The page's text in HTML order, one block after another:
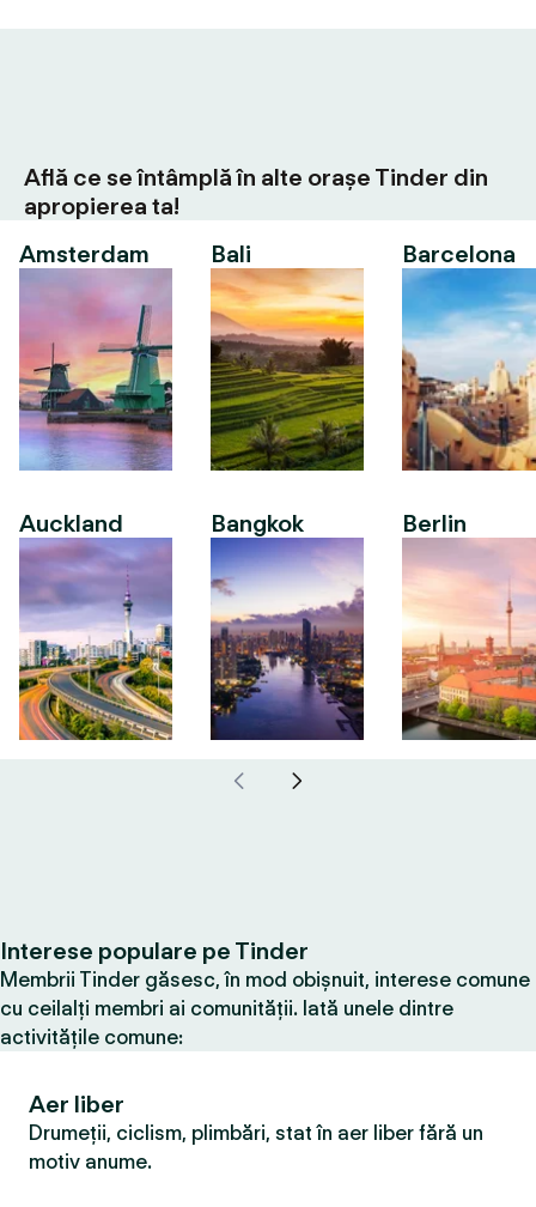
Află ce se întâmplă în alte orașe Tinder din
apropierea ta!
Amsterdam
Auckland
Bali
Bangkok
Barcelona
Berlin
Interese populare pe Tinder
Membrii Tinder găsesc, în mod obișnuit, interese comune
cu ceilalți membri ai comunității. Iată unele dintre
activitățile comune:
Aer liber
Drumeții, ciclism, plimbări, stat în aer liber fără un
motiv anume.